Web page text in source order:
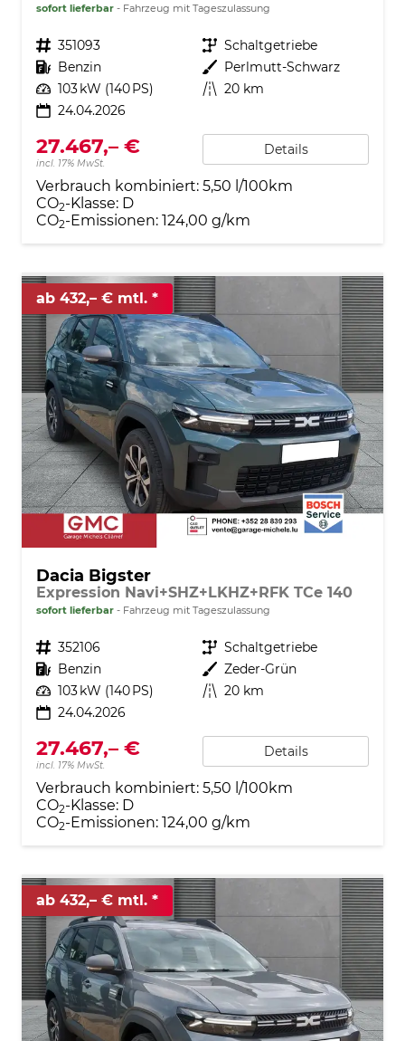
sofort lieferbar Fahrzeug mit Tageszulassung
Fahrzeugnr. 351093 Getriebe Schaltgetriebe
Kraftstoff Benzin Außenfarbe Perlmutt-Schwarz
Leistung 103 kW (140 PS) Kilometerstand 20 km
24.04.2026
27.467,– €
incl. 17% MwSt.
Details
Verbrauch kombiniert: 5,50 l/100km
CO2-Klasse: D
CO2-Emissionen: 124,00 g/km
ab 432,– € mtl.
Dacia Bigster
Expression Navi+SHZ+LKHZ+RFK TCe 140
sofort lieferbar Fahrzeug mit Tageszulassung
Fahrzeugnr. 352106 Getriebe Schaltgetriebe
Kraftstoff Benzin Außenfarbe Zeder-Grün
Leistung 103 kW (140 PS) Kilometerstand 20 km
24.04.2026
27.467,– €
incl. 17% MwSt.
Details
Verbrauch kombiniert: 5,50 l/100km
CO2-Klasse: D
CO2-Emissionen: 124,00 g/km
ab 432,– € mtl.